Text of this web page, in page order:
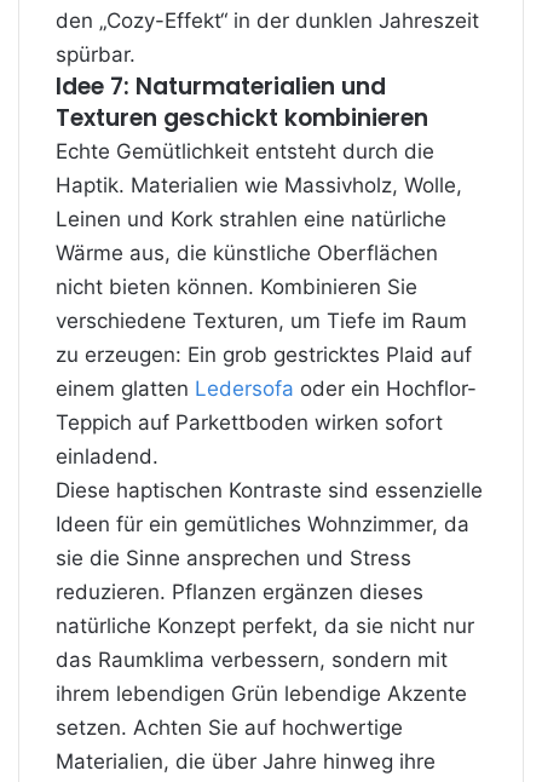
den „Cozy-Effekt“ in der dunklen Jahreszeit
spürbar.
Idee 7: Naturmaterialien und
Texturen geschickt kombinieren
Echte Gemütlichkeit entsteht durch die
Haptik. Materialien wie Massivholz, Wolle,
Leinen und Kork strahlen eine natürliche
Wärme aus, die künstliche Oberflächen
nicht bieten können. Kombinieren Sie
verschiedene Texturen, um Tiefe im Raum
zu erzeugen: Ein grob gestricktes Plaid auf
einem glatten Ledersofa oder ein Hochflor-
Teppich auf Parkettboden wirken sofort
einladend.
Diese haptischen Kontraste sind essenzielle
Ideen für ein gemütliches Wohnzimmer, da
sie die Sinne ansprechen und Stress
reduzieren. Pflanzen ergänzen dieses
natürliche Konzept perfekt, da sie nicht nur
das Raumklima verbessern, sondern mit
ihrem lebendigen Grün lebendige Akzente
setzen. Achten Sie auf hochwertige
Materialien, die über Jahre hinweg ihre